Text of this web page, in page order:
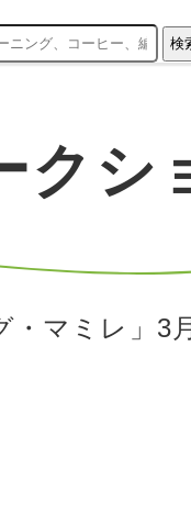
検
クシ
・マミレ」3